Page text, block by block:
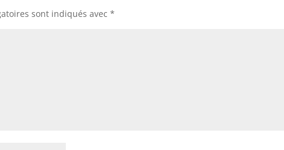
sont indiqués avec*